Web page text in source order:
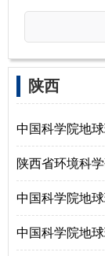
陕西
陕西省环境科
中国科学院地